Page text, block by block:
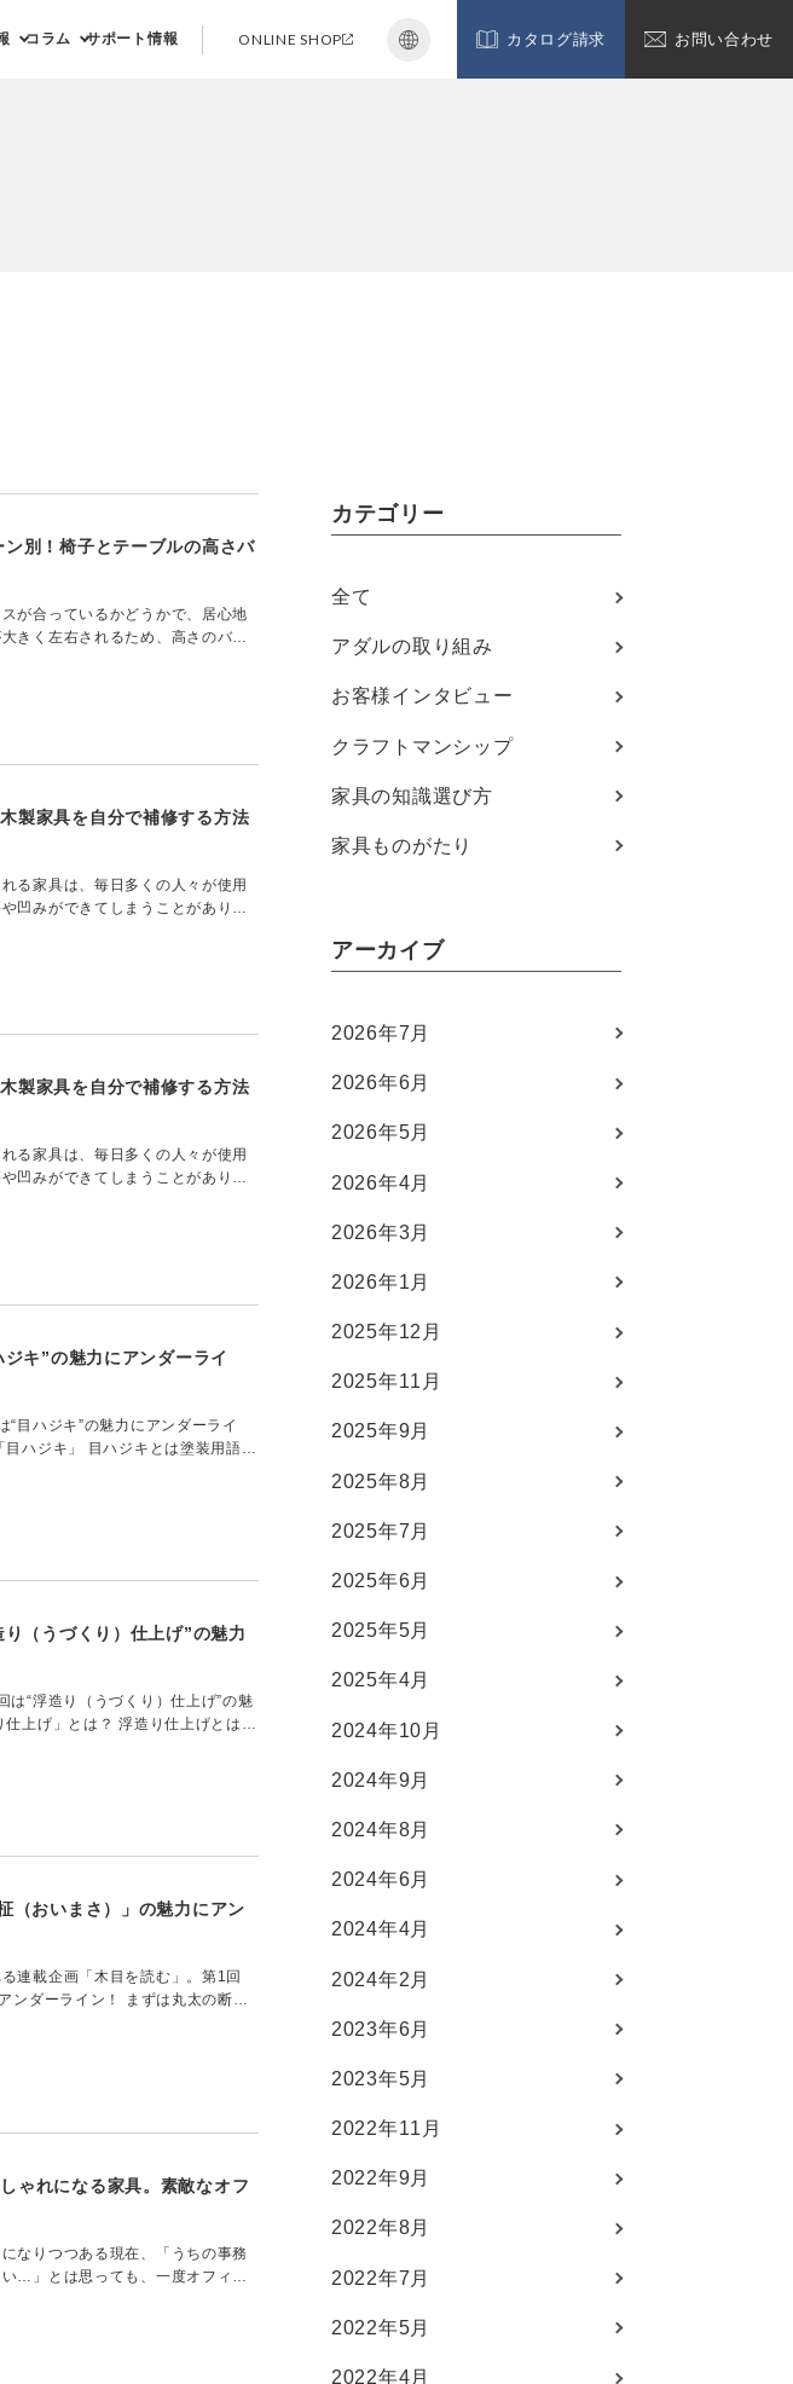
カタログ請求 お問い合わせ
コラム サポート情報 ONLINE SHOP
ン別！椅子とテーブルの高さバ
が合っているかどうかで、居心地
きく左右されるため、高さのバラ
製家具を自分で補修する方法
る家具は、毎日多くの人々が使用
凹みができてしまうことがありま
製家具を自分で補修する方法
る家具は、毎日多くの人々が使用
凹みができてしまうことがありま
キ”の魅力にアンダーライ
目ハジキ”の魅力にアンダーライ
ハジキ」 目ハジキとは塗装用語
（うづくり）仕上げ”の魅力
は“浮造り（うづくり）仕上げ”の魅
上げ」とは？ 浮造り仕上げとは、
（おいまさ）」の魅力にアン
連載企画「木目を読む」。第1回
ンダーライン！ まずは丸太の断面3
ゃれになる家具。素敵なオフ
なりつつある現在、「うちの事務
…」とは思っても、一度オフィス
カテゴリー
全て
アダルの取り組み
お客様インタビュー
クラフトマンシップ
家具の知識選び方
家具ものがたり
アーカイブ
2026年7月
2026年6月
2026年5月
2026年4月
2026年3月
2026年1月
2025年12月
2025年11月
2025年9月
2025年8月
2025年7月
2025年6月
2025年5月
2025年4月
2024年10月
2024年9月
2024年8月
2024年6月
2024年4月
2024年2月
2023年6月
2023年5月
2022年11月
2022年9月
2022年8月
2022年7月
2022年5月
2022年4月